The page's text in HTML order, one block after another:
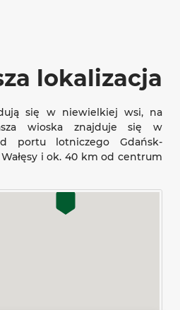
lokalizacja
się w niewielkiej wsi, na
wioska znajduje się w
portu lotniczego Gdańsk-
i ok. 40 km od centrum